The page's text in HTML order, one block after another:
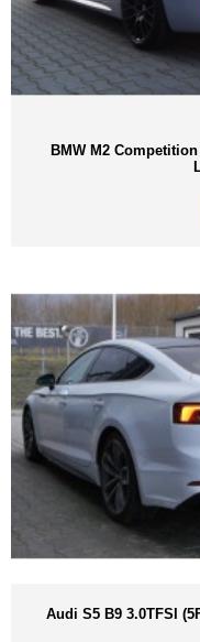
BMW M2
Audi S5 B9 3.0TFSI